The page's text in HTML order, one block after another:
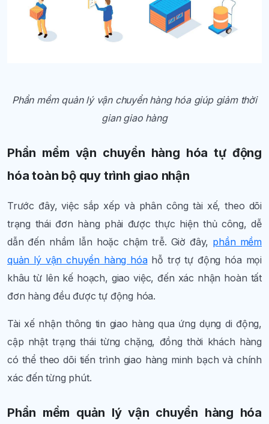
Phần mềm quản lý vận chuyển hàng hóa giúp giảm thời
gian giao hàng
Phần mềm vận chuyển hàng hóa tự động
hóa toàn bộ quy trình giao nhận
Trước đây, việc sắp xếp và phân công tài xế, theo dõi
trạng thái đơn hàng phải được thực hiện thủ công, dễ
dẫn đến nhầm lẫn hoặc chậm trễ. Giờ đây, phần mềm
quản lý vận chuyển hàng hóahỗ trợ tự động hóa mọi
khâu từ lên kế hoạch, giao việc, đến xác nhận hoàn tất
đơn hàng đều được tự động hóa.
Tài xế nhận thông tin giao hàng qua ứng dụng di động,
cập nhật trạng thái từng chặng, đồng thời khách hàng
có thể theo dõi tiến trình giao hàng minh bạch và chính
xác đến từng phút.
Phần mềm quản lý vận chuyển hàng hóa